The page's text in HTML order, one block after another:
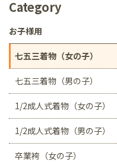
Category
お子様用
七五三着物（女の子）
七五三着物（男の子）
1/2成人式着物（女の子）
1/2成人式着物（男の子）
卒業袴（女の子）